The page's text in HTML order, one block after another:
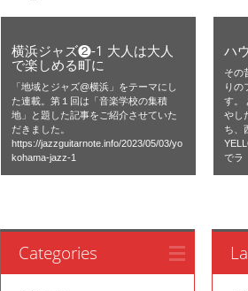
横浜ジャズ❷-1 大人は大人
で楽しめる町に
「地域とジャズ@横浜」をテーマにし
た連載。第１回は「音楽学校の集積
地」と題した記事をご紹介させていた
だきました。
https://jazzguitarnote.info/2023/05/03/yo
kohama-jazz-1
ハ
その
りの
す。
やし
ち、
でラ
Categories